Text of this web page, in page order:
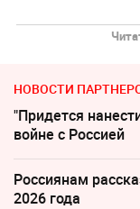
НОВОСТИ
"Придется
войне с Россией
Россиянам
2026 года